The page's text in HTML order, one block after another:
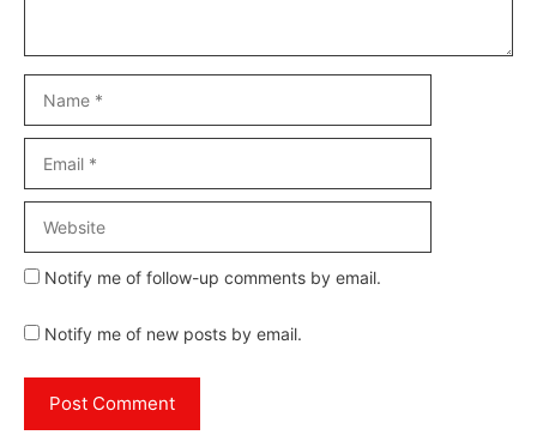
Notify me of follow-up comments by email.
Notify me of new posts by email.